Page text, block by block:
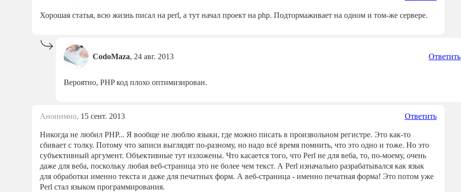
Хорошая статья, всю жизнь писал на perl, а тут начал проект на php. Подтормаживает на одном и том-же сервере.
CodoMaza, 24 авг. 2013 Ответить
Вероятно, PHP код плохо оптимизирован.
Анонимно, 15 сент. 2013 Ответить
Никогда не любил PHP... Я вообще не люблю языки, где можно писать в произвольном регистре. Это как-то
сбивает с толку. Потому что записи выглядят по-разному, но надо всё время помнить, что это одно и тоже. Но это
субъективный аргумент. Объективные тут изложены. Что касается того, что Perl не для веба, то, по-моему, очень
даже для веба, поскольку любая веб-страница это не более чем текст. А Perl изначально разрабатывался как язык
для обработки именно текста и даже для печатных форм. А веб-страница - именно печатная форма! Это потом уже
Perl стал языком программирования.